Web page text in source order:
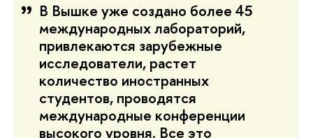
В Вышке уже создано более 45
международных лабораторий,
привлекаются зарубежные
исследователи, растет
количество иностранных
студентов, проводятся
международные конференции
высокого уровня. Все это